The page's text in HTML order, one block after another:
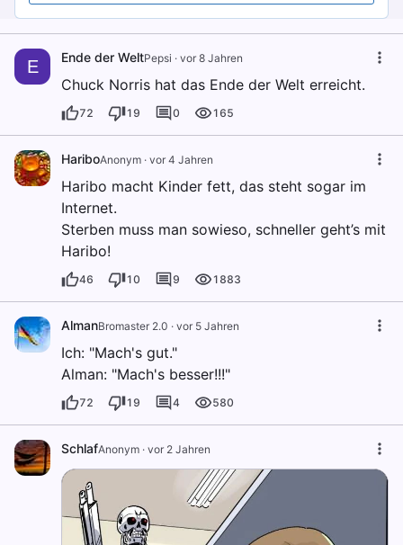
E Ende der WeltPepsi · vor 8 Jahren
Chuck Norris hat das Ende der Welt erreicht.
72 19 0 165
HariboAnonym · vor 4 Jahren
Haribo macht Kinder fett, das steht sogar im
Internet.
Sterben muss man sowieso, schneller geht’s mit
Haribo!
46 10 9 1883
AlmanBromaster 2.0 · vor 5 Jahren
Ich: "Mach's gut."
Alman: "Mach's besser!!!"
72 19 4 580
SchlafAnonym · vor 2 Jahren